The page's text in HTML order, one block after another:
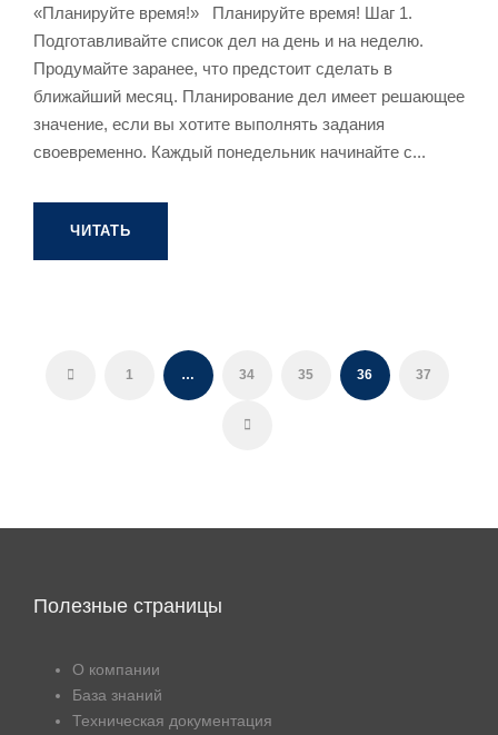
«Планируйте время!» Планируйте время! Шаг 1.
Подготавливайте список дел на день и на неделю.
Продумайте заранее, что предстоит сделать в
ближайший месяц. Планирование дел имеет решающее
значение, если вы хотите выполнять задания
своевременно. Каждый понедельник начинайте с...
ЧИТАТЬ
1 … 34 35 36 37
Полезные страницы
О компании
База знаний
Техническая документация